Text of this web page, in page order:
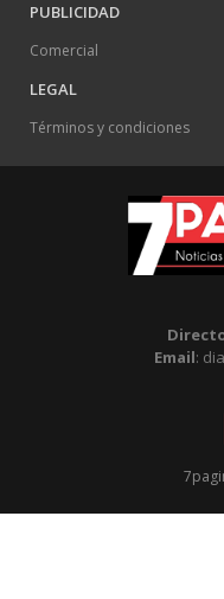
PUBLICIDAD
Comercial
LEGAL
Términos y condiciones
Email: